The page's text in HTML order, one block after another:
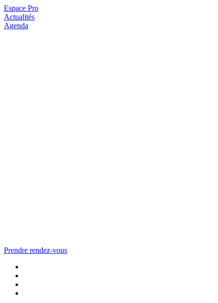
Espace Pro
Actualités
Agenda
Prendre rendez-vous